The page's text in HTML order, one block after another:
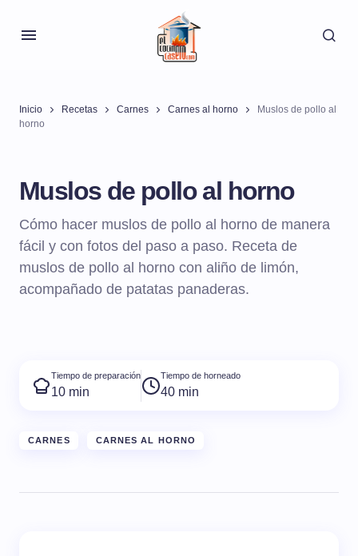
Inicio Recetas Carnes Carnes al horno
Muslos de pollo al
horno
Muslos de pollo al horno
Cómo hacer muslos de pollo al horno de manera
fácil y con fotos del paso a paso. Receta de
muslos de pollo al horno con aliño de limón,
acompañado de patatas panaderas.
Tiempo de preparación
10 min
Tiempo de horneado
40 min
CARNES CARNES AL HORNO